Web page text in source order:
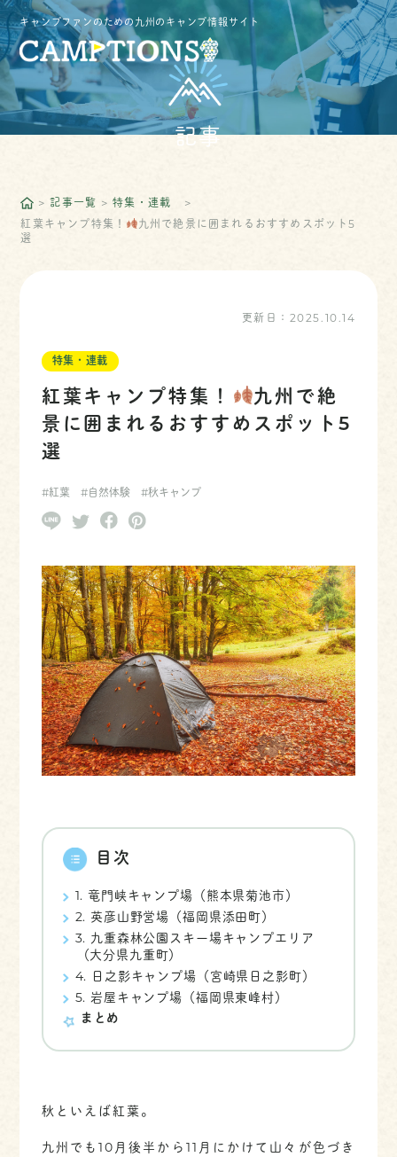
キャンプファンのための九州のキャンプ情報サイト
記事
記事一覧
特集・連載
紅葉キャンプ特集！
九州で絶景に囲まれるおすすめスポット5
選
更新日： 2025.10.14
特集・連載
紅葉キャンプ特集！
九州で絶
景に囲まれるおすすめスポット5
選
#紅葉 #自然体験 #秋キャンプ
目次
1. 竜門峡キャンプ場（熊本県菊池市）
2. 英彦山野営場（福岡県添田町）
3. 九重森林公園スキー場キャンプエリア
（大分県九重町）
4. 日之影キャンプ場（宮崎県日之影町）
5. 岩屋キャンプ場（福岡県東峰村）
まとめ
秋といえば紅葉。
九州でも10月後半から11月にかけて山々が色づき